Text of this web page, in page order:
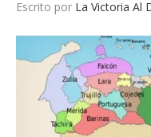
Escrito por La Victoria Al